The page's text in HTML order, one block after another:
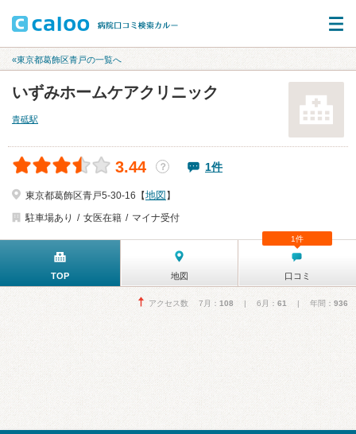
«東京都葛飾区青戸の一覧へ
いずみホームケアクリニック
青砥駅
3.44 ？ 1件
東京都葛飾区青戸5-30-16【地図 】
駐車場あり
女医在籍 マイナ受付
TOP 地図 口コミ
1件
アクセス数 7月： 108 | 6月： 61 | 年間： 936